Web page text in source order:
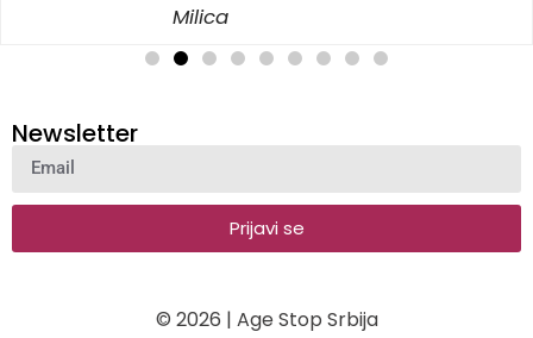
Milica
Newsletter
Prijavi se
© 2026 | Age Stop Srbija